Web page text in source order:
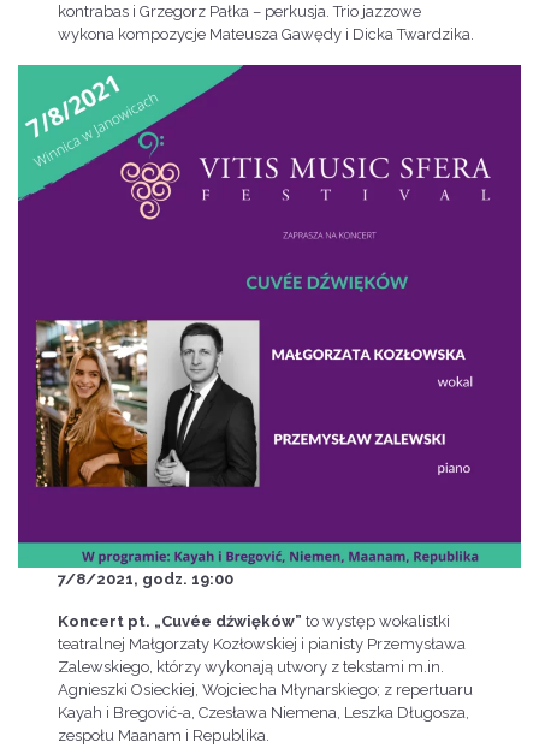
kontrabas i Grzegorz Pałka – perkusja. Trio jazzowe
wykona kompozycje Mateusza Gawędy i Dicka Twardzika.
7/8/2021, godz. 19:00
Koncert pt. „Cuvée dźwięków” to występ wokalistki
teatralnej Małgorzaty Kozłowskiej i pianisty Przemysława
Zalewskiego, którzy wykonają utwory z tekstami m.in.
Agnieszki Osieckiej, Wojciecha Młynarskiego; z repertuaru
Kayah i Bregović-a, Czesława Niemena, Leszka Długosza,
zespołu Maanam i Republika.